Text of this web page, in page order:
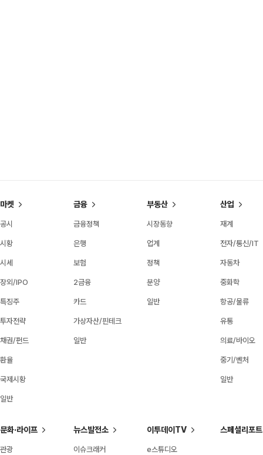
마켓
공시
시황
시세
장외/IPO
특징주
투자전략
채권/펀드
환율
국제시황
일반
금융
금융정책
은행
보험
2금융
카드
가상자산/핀테크
일반
부동산
시장동향
업계
정책
분양
일반
산업
재계
전자/통신/IT
자동차
중화학
항공/물류
유통
의료/바이오
중기/벤처
일반
문화·라이프
관광
뉴스발전소
이슈크래커
이투데이TV
e스튜디오
스페셜리포트